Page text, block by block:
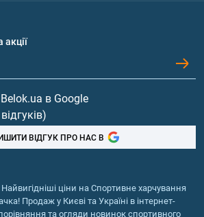
кислоти
в Google
ВІДГУК ПРО НАС В
ціни на Спортивне харчування
Продаж у Києві та Україні в інтернет-
та огляди новинок спортивного